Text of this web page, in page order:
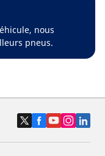
nous
pneus.